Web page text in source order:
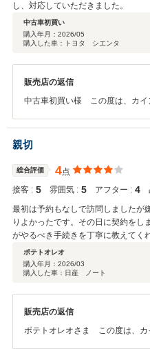
し、対応していただきました。
中古車初買い
購入年月： 2026/05
購入した車：トヨタ シエンタ
販売店の返信
中古車初買い様 この度は、カイ
大変嬉しく思います。オイル交
何か御座いましたらお気軽にご連
いの程宜しくお願い致します。
親切
総合評価 4点
接客 : 5 雰囲気 : 5 アフター : 4
最初は予約もなしで訪問しましたが
りよかったです。その日に契約をし
がやるべき手続きを丁寧に教えてく
一カ月で納車もしていただけてよか
ポテトオレオ
購入年月： 2026/03
購入した車：日産 ノート
販売店の返信
ポテトオレオさま この度は、カ